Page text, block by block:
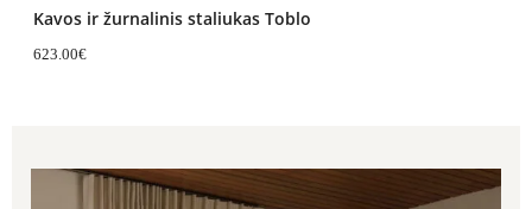
Kavos ir žurnalinis staliukas Toblo
623.00€